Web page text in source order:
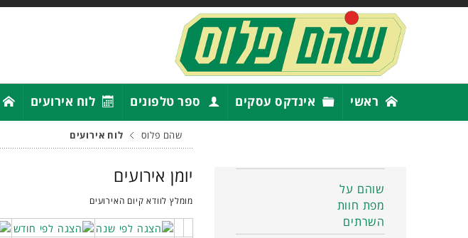
ראשי אינדקס עסקים ספר טלפונים לוח אירועים
שהם פלוס לוח אירועים
יומן אירועים
מומלץ לוודא קיום האירועים
שוהם על
מפת חוות
השרתים